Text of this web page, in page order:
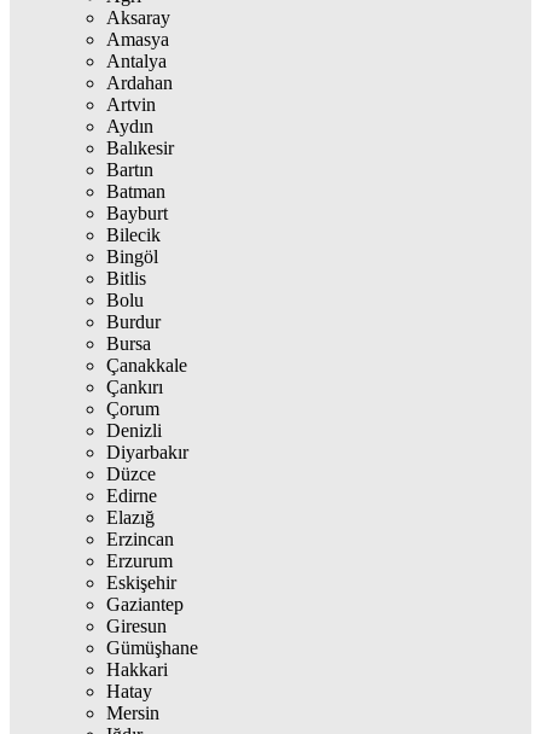
Aksaray
Amasya
Antalya
Ardahan
Artvin
Aydın
Balıkesir
Bartın
Batman
Bayburt
Bilecik
Bingöl
Bitlis
Bolu
Burdur
Bursa
Çanakkale
Çankırı
Çorum
Denizli
Diyarbakır
Düzce
Edirne
Elazığ
Erzincan
Erzurum
Eskişehir
Gaziantep
Giresun
Gümüşhane
Hakkari
Hatay
Mersin